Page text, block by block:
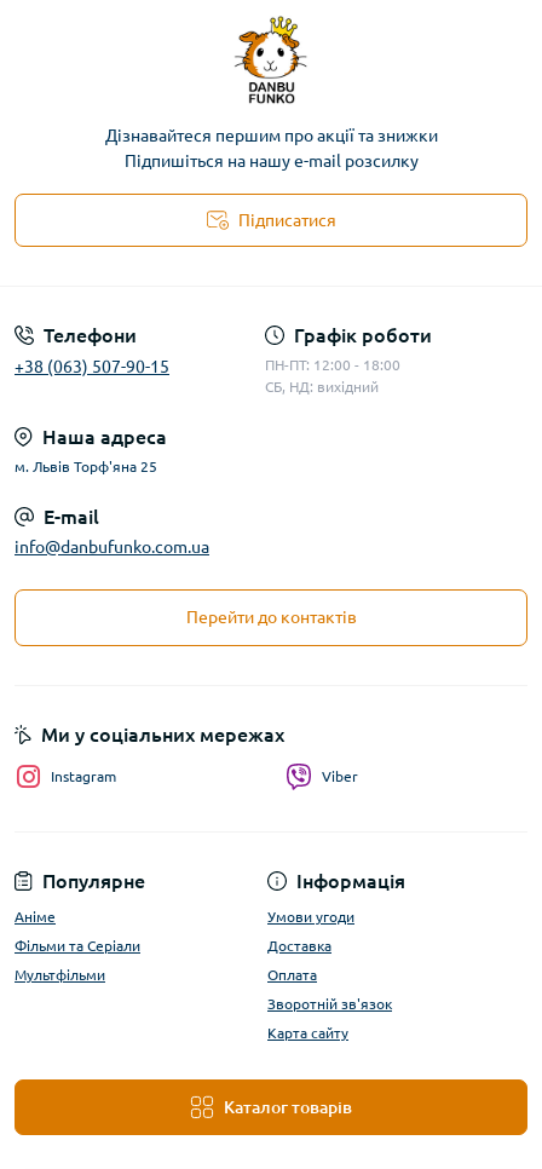
Дізнавайтеся першим про акції та знижки
Підпишіться на нашу e-mail розсилку
Підписатися
Телефони
+38 (063) 507-90-15
Графік роботи
ПН-ПТ: 12:00 - 18:00
СБ, НД: вихідний
Наша адреса
м. Львів Торф'яна 25
E-mail
info@danbufunko.com.ua
Перейти до контактів
Популярне
Аніме
Фільми та Серіали
Мультфільми
Інформація
Умови угоди
Доставка
Оплата
Зворотній зв'язок
Карта сайту
Каталог товарів
Ми у соціальних мережах
Instagram Viber